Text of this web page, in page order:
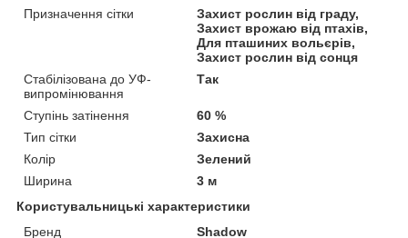
Призначення сітки
Захист рослин від граду,
Захист врожаю від птахів,
Для пташиних вольєрів,
Захист рослин від сонця
Стабілізована до УФ-
випромінювання
Так
Ступінь затінення
60 %
Тип сітки
Захисна
Колір
Зелений
Ширина
3 м
Користувальницькі характеристики
Бренд
Shadow